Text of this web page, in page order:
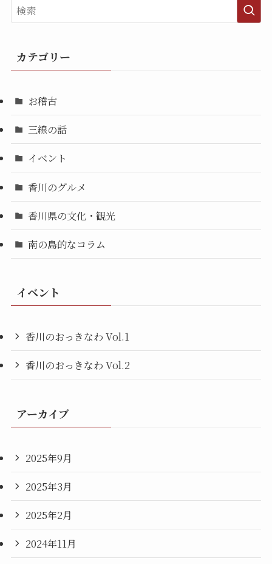
カテゴリー
お稽古
三線の話
イベント
香川のグルメ
香川県の文化・観光
南の島的なコラム
イベント
香川のおっきなわ Vol.1
香川のおっきなわ Vol.2
アーカイブ
2025年9月
2025年3月
2025年2月
2024年11月